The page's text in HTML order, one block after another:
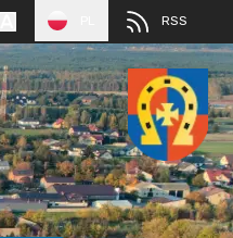
RSS